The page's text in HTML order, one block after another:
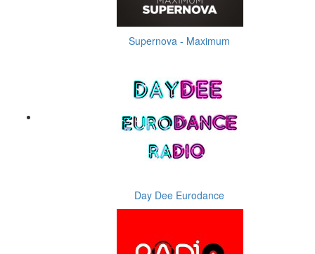
Supernova - Maximum
Day Dee Eurodance